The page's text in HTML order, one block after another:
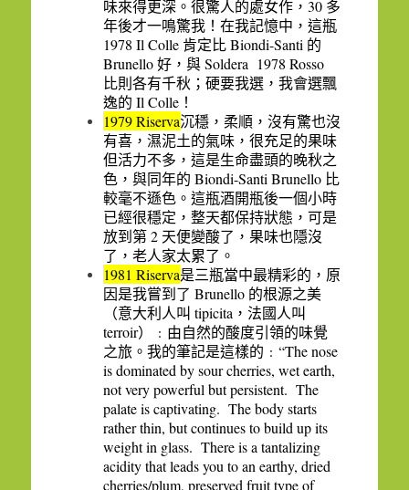
味來得更深。很驚人的處女作， 30 多
年後才一鳴驚我！在我記憶中，這瓶
1978 Il Colle 肯定比Biondi-Santi 的
Brunello 好，與Soldera 1978 Rosso
比則各有千秋；硬要我選，我會選飄
逸的 Il Colle！
1979 Riserva沉穩，柔順，沒有驚也沒
有喜，濕泥土的氣味，很充足的果味
但活力不多，這是生命盡頭的晚秋之
色，與同年的 Biondi-Santi Brunello 比
較毫不遜色。這瓶酒開瓶後一個小時
已經很穩定，整天都保持狀態，可是
放到第2 天便變酸了，果味也隱沒
了，老人家太累了。
1981 Riserva是三瓶當中最精彩的，原
因是我嘗到了 Brunello 的根源之美
（意大利人叫 tipicita ，法國人叫
terroir）﹕由自然的酸度引領的味覺
之旅。我的筆記是這樣的﹕ “The nose
is dominated by sour cherries, wet earth,
not very powerful but persistent. The
palate is captivating. The body starts
rather thin, but continues to build up its
weight in glass. There is a tantalizing
acidity that leads you to an earthy, dried
cherries/plum, preserved fruit type of